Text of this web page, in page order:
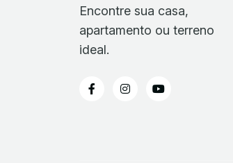
Encontre sua casa,
apartamento ou terreno
ideal.